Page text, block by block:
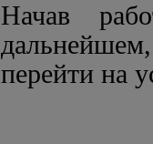
Начав
перейти на